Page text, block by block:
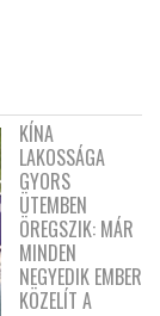
KÍNA
LAKOSSÁGA
GYORS
ÜTEMBEN
ÖREGSZIK: MÁR
MINDEN
NEGYEDIK EMBER
KÖZELÍT A